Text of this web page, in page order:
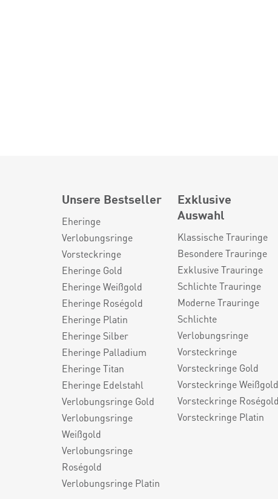
Unsere Bestseller
Eheringe
Verlobungsringe
Vorsteckringe
Eheringe Gold
Eheringe Weißgold
Eheringe Roségold
Eheringe Platin
Eheringe Silber
Eheringe Palladium
Eheringe Titan
Eheringe Edelstahl
Verlobungsringe Gold
Verlobungsringe
Weißgold
Verlobungsringe
Roségold
Verlobungsringe Platin
Exklusive
Auswahl
Klassische Trauringe
Besondere Trauringe
Exklusive Trauringe
Schlichte Trauringe
Moderne Trauringe
Schlichte
Verlobungsringe
Vorsteckringe
Vorsteckringe Gold
Vorsteckringe Weißgold
Vorsteckringe Roségold
Vorsteckringe Platin